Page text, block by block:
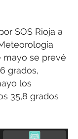
SOS Rioja a
mayo se prevé
grados,
los
35,8 grados